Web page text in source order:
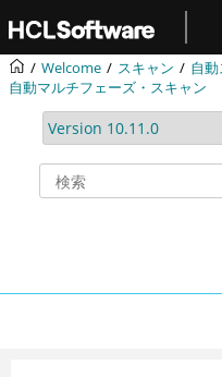
メインコンテンツにジャンプ
Welcome スキャン
自
自動マルチフェーズ・スキャン